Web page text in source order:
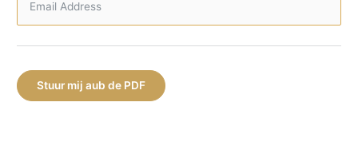
Stuur mij aub de PDF